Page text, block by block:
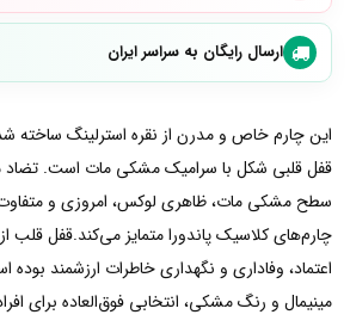
ارسال رایگان به سراسر ایران
این چارم خاص و مدرن از نقره استرلینگ
قفل قلبی شکل با سرامیک مشکی مات است.
سطح مشکی مات، ظاهری لوکس، امروزی و متفاوت
چارم‌های کلاسیک پاندورا متمایز می‌کند.قفل قلب
اعتماد، وفاداری و نگهداری خاطرات ارزشمند
مینیمال و رنگ مشکی، انتخابی فوق‌العاده برای